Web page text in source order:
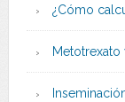
¿Cómo